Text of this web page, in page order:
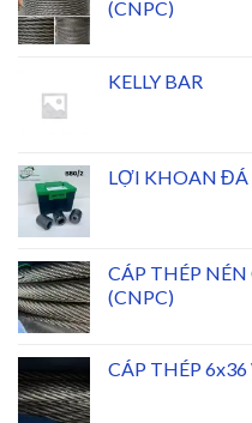
(CNPC)
KELLY BAR
LỢI KHOAN ĐÁ
CÁP THÉP
(CNPC)
CÁP THÉP